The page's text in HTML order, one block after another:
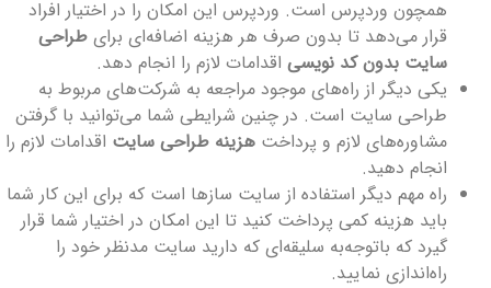
همچون وردپرس است. وردپرس این امکان را در اختیار افراد
قرار می‌دهد تا بدون صرف هر هزینه اضافه‌ای برای طراحی
سایت بدون کد نویسیاقدامات لازم را انجام دهد.
یکی دیگر از راه‌های موجود مراجعه به شرکت‌های مربوط به
طراحی سایت است. در چنین شرایطی شما می‌توانید با گرفتن
مشاوره‌های لازم و پرداخت هزینه طراحی سایت اقدامات لازم را
انجام دهید.
راه مهم دیگر استفاده از سایت سازها است که برای این کار شما
باید هزینه کمی پرداخت کنید تا این امکان در اختیار شما قرار
گیرد که باتوجه‌به سلیقه‌ای که دارید سایت مدنظر خود را
راه‌اندازی نمایید.